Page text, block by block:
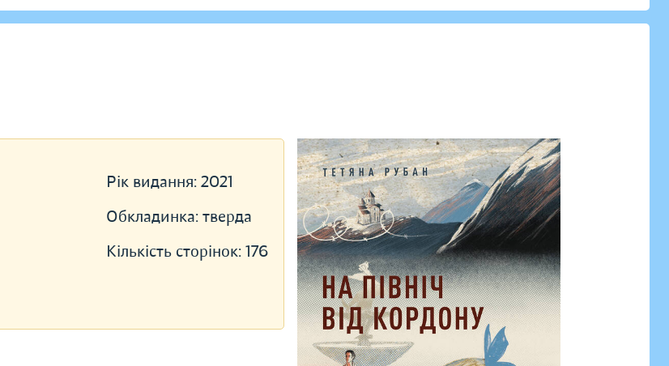
Рік видання: 2021
Обкладинка: тверда
Кількість сторінок: 176